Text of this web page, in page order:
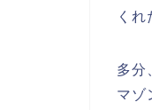
くれ
多分
マゾ